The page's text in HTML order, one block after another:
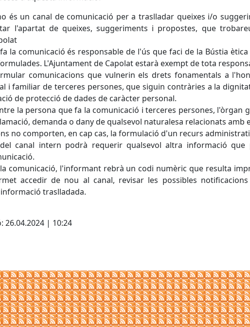
és un canal de comunicació per a traslladar queixes i/o
l'apartat de queixes, suggeriments i propostes, que
la comunicació és responsable de l'ús que faci de la Bústia
L'Ajuntament de Capolat estarà exempt de tota
comunicacions que vulnerin els drets fonamentals a
i familiar de terceres persones, que siguin contràries a la
de protecció de dades de caràcter personal.
la persona que fa la comunicació i terceres persones, l'òrgan
demanda o dany de qualsevol naturalesa relacionats amb
no comporten, en cap cas, la formulació d'un recurs
canal intern podrà requerir qualsevol altra informació
comunicació, l'informant rebrà un codi numèric que resulta
accedir de nou al canal, revisar les possibles
traslladada.
26.04.2024 | 10:24